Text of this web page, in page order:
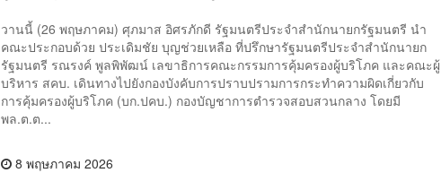
วานนี้ (26 พฤษภาคม) ศุภมาส อิศรภักดี รัฐมนตรีประจำสำนักนายกรัฐมนตรี นำ
คณะประกอบด้วย ประเดิมชัย บุญช่วยเหลือ ที่ปรึกษารัฐมนตรีประจำสำนักนายก
รัฐมนตรี รณรงค์ พูลพิพัฒน์ เลขาธิการคณะกรรมการคุ้มครองผู้บริโภค และคณะผู้
บริหาร สคบ. เดินทางไปยังกองบังคับการปราบปรามการกระทำความผิดเกี่ยวกับ
การคุ้มครองผู้บริโภค (บก.ปคบ.) กองบัญชาการตำรวจสอบสวนกลาง โดยมี
พล.ต.ต...
8 พฤษภาคม 2026